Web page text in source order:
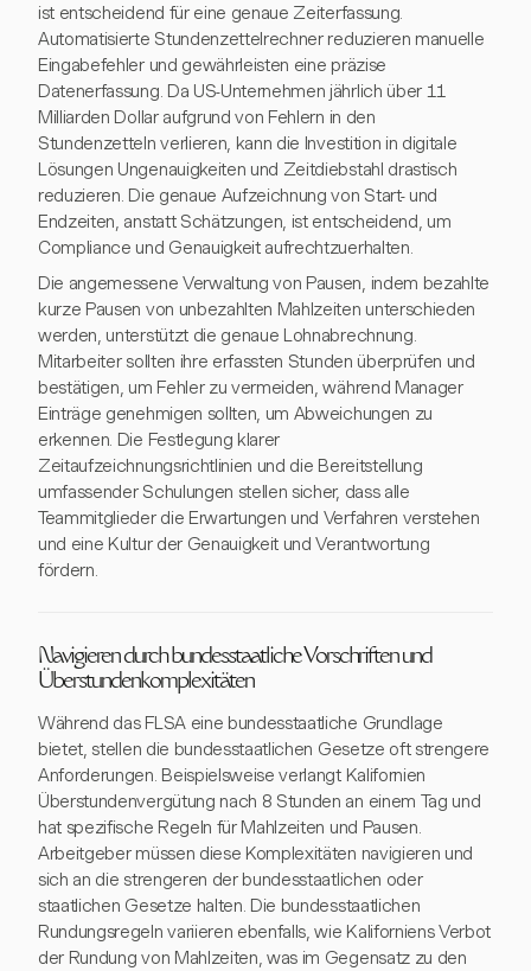
ist entscheidend für eine genaue Zeiterfassung.
Automatisierte Stundenzettelrechner reduzieren manuelle
Eingabefehler und gewährleisten eine präzise
Datenerfassung. Da US-Unternehmen jährlich über 11
Milliarden Dollar aufgrund von Fehlern in den
Stundenzetteln verlieren, kann die Investition in digitale
Lösungen Ungenauigkeiten und Zeitdiebstahl drastisch
reduzieren. Die genaue Aufzeichnung von Start- und
Endzeiten, anstatt Schätzungen, ist entscheidend, um
Compliance und Genauigkeit aufrechtzuerhalten.
Die angemessene Verwaltung von Pausen, indem bezahlte
kurze Pausen von unbezahlten Mahlzeiten unterschieden
werden, unterstützt die genaue Lohnabrechnung.
Mitarbeiter sollten ihre erfassten Stunden überprüfen und
bestätigen, um Fehler zu vermeiden, während Manager
Einträge genehmigen sollten, um Abweichungen zu
erkennen. Die Festlegung klarer
Zeitaufzeichnungsrichtlinien und die Bereitstellung
umfassender Schulungen stellen sicher, dass alle
Teammitglieder die Erwartungen und Verfahren verstehen
und eine Kultur der Genauigkeit und Verantwortung
fördern.
Navigieren durch bundesstaatliche Vorschriften und
Überstundenkomplexitäten
Während das FLSA eine bundesstaatliche Grundlage
bietet, stellen die bundesstaatlichen Gesetze oft strengere
Anforderungen. Beispielsweise verlangt Kalifornien
Überstundenvergütung nach 8 Stunden an einem Tag und
hat spezifische Regeln für Mahlzeiten und Pausen.
Arbeitgeber müssen diese Komplexitäten navigieren und
sich an die strengeren der bundesstaatlichen oder
staatlichen Gesetze halten. Die bundesstaatlichen
Rundungsregeln variieren ebenfalls, wie Kaliforniens Verbot
der Rundung von Mahlzeiten, was im Gegensatz zu den